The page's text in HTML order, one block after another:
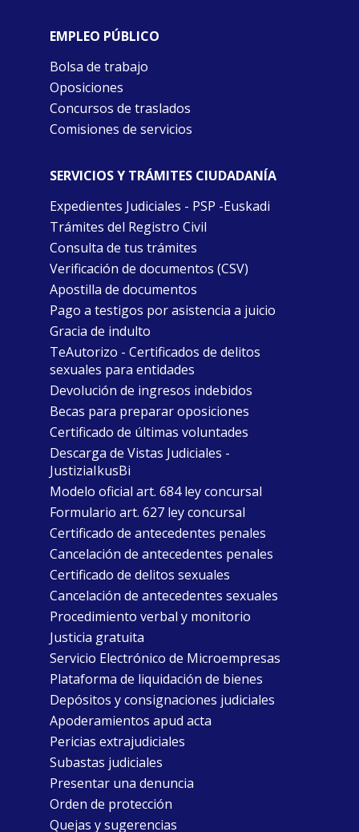
EMPLEO PÚBLICO
Bolsa de trabajo
Oposiciones
Concursos de traslados
Comisiones de servicios
SERVICIOS Y TRÁMITES CIUDADANÍA
Expedientes Judiciales - PSP -Euskadi
Trámites del Registro Civil
Consulta de tus trámites
Verificación de documentos (CSV)
Apostilla de documentos
Pago a testigos por asistencia a juicio
Gracia de indulto
TeAutorizo - Certificados de delitos
sexuales para entidades
Devolución de ingresos indebidos
Becas para preparar oposiciones
Certificado de últimas voluntades
Descarga de Vistas Judiciales -
JustiziaIkusBi
Modelo oficial art. 684 ley concursal
Formulario art. 627 ley concursal
Certificado de antecedentes penales
Cancelación de antecedentes penales
Certificado de delitos sexuales
Cancelación de antecedentes sexuales
Procedimiento verbal y monitorio
Justicia gratuita
Servicio Electrónico de Microempresas
Plataforma de liquidación de bienes
Depósitos y consignaciones judiciales
Apoderamientos apud acta
Pericias extrajudiciales
Subastas judiciales
Presentar una denuncia
Orden de protección
Quejas y sugerencias